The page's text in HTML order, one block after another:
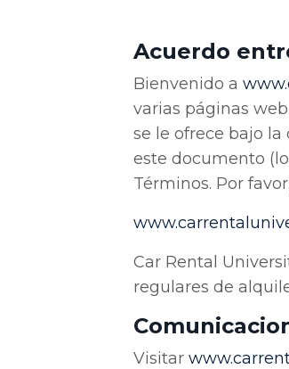
Acuerdo
Bienvenido a www
varias páginas
se le ofrece bajo
este documento
Términos. Por
www
Car Rental
regulares de
Visitar www